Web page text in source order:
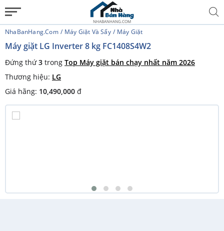
NHABANHANG.COM
NhaBanHang.com Máy Giặt Và Sấy Máy Giặt
Máy giặt LG Inverter 8 kg FC1408S4W2
Đứng thứ3 trong Top Máy giặt bán chạy nhất năm 2026
Thương hiệu: LG
Giá hãng: 10,490,000 đ